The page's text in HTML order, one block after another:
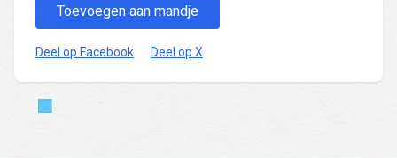
Toevoegen aan mandje
Deel op Facebook Deel op X